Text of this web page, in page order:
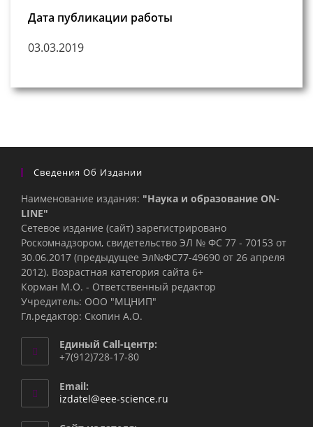
Дата публикации работы
03.03.2019
Сведения Об Издании
Наименование издания: "Наука и образование ON-
LINE"
Сетевое издание (сайт) зарегистрировано
Роскомнадзором, свидетельство ЭЛ № ФС 77 - 70153 от
30.06.2017 (предыдущее Эл№ФC77-49690 от 26 апреля
2012). Возрастная категория сайта 6+
Корман М.О. - Ответственный редактор
Учредитель: ООО "МЦНИП"
Гл.редактор: Скопин А.О.
Единый Call-центр:
+7(912)728-17-80
Email:
izdatel@eee-science.ru